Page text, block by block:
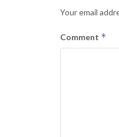
Your email
Comment *